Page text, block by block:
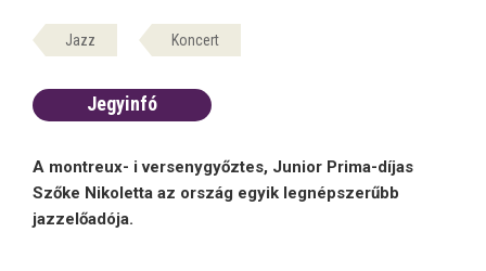
Jazz Koncert
Jegyinfó
A montreux- i versenygyőztes, Junior Prima-díjas
Szőke Nikoletta az ország egyik legnépszerűbb
jazzelőadója.